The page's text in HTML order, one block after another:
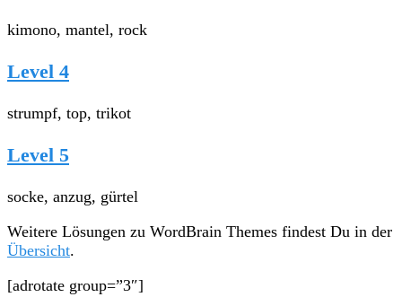
kimono, mantel, rock
Level 4
strumpf, top, trikot
Level 5
socke, anzug, gürtel
Weitere Lösungen zu WordBrain Themes findest Du in der
Übersicht.
[adrotate group=”3″]